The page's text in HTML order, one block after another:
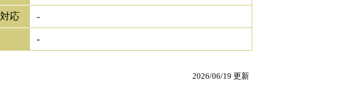
応 -
-
2026/06/19 更新